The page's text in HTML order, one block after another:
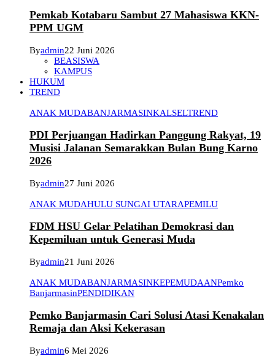
Pemkab Kotabaru Sambut 27 Mahasiswa KKN-
PPM UGM
Byadmin22 Juni 2026
BEASISWA
KAMPUS
HUKUM
TREND
ANAK MUDABANJARMASINKALSELTREND
PDI Perjuangan Hadirkan Panggung Rakyat, 19
Musisi Jalanan Semarakkan Bulan Bung Karno
2026
Byadmin27 Juni 2026
ANAK MUDAHULU SUNGAI UTARAPEMILU
FDM HSU Gelar Pelatihan Demokrasi dan
Kepemiluan untuk Generasi Muda
Byadmin21 Juni 2026
ANAK MUDABANJARMASINKEPEMUDAANPemko
BanjarmasinPENDIDIKAN
Pemko Banjarmasin Cari Solusi Atasi Kenakalan
Remaja dan Aksi Kekerasan
Byadmin6 Mei 2026